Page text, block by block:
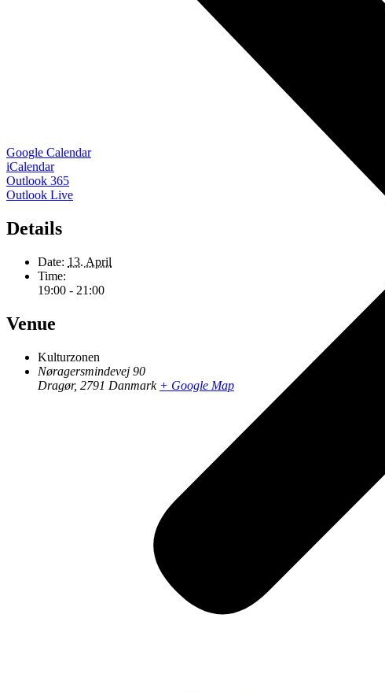
Google Calendar
iCalendar
Outlook 365
Outlook Live
Details
Date: 13. April
Time:
19:00 - 21:00
Venue
Kulturzonen
Nøragersmindevej 90
Dragør, 2791 Danmark + Google Map